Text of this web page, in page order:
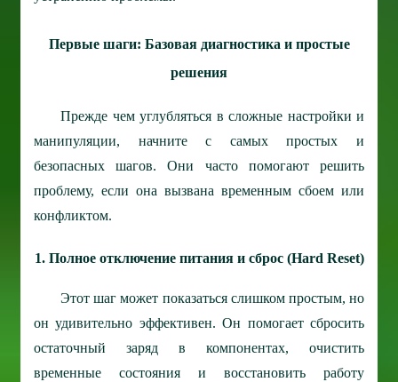
Первые шаги: Базовая диагностика и простые
решения
Прежде чем углубляться в сложные настройки и
манипуляции, начните с самых простых и
безопасных шагов. Они часто помогают решить
проблему, если она вызвана временным сбоем или
конфликтом.
1. Полное отключение питания и сброс (Hard Reset)
Этот шаг может показаться слишком простым, но
он удивительно эффективен. Он помогает сбросить
остаточный заряд в компонентах, очистить
временные состояния и восстановить работу